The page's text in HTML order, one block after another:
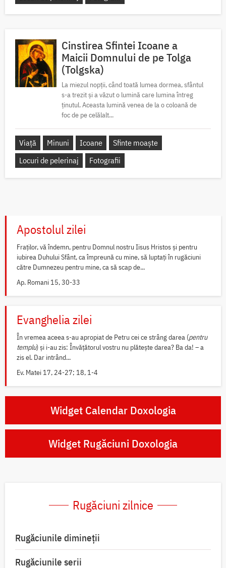
Cinstirea Sfintei Icoane a
Maicii Domnului de pe Tolga
(Tolgska)
La miezul nopții, când toată lumea dormea, sfântul
s-a trezit și a văzut o lumină care lumina întreg
ținutul. Aceasta lumină venea de la o coloană de
foc de pe celălalt...
Viață Minuni Icoane
Sfinte moaște
Locuri de pelerinaj
Fotografii
Apostolul zilei
Fraților, vă îndemn, pentru Domnul nostru Iisus Hristos și pentru
iubirea Duhului Sfânt, ca împreună cu mine, să luptați în rugăciuni
către Dumnezeu pentru mine, ca să scap de...
Ap. Romani 15, 30-33
Evanghelia zilei
În vremea aceea s-au apropiat de Petru cei ce strâng darea (pentru
templu) și i-au zis: Învățătorul vostru nu plătește darea? Ba da! – a
zis el. Dar intrând...
Ev. Matei 17, 24-27; 18, 1-4
Widget Calendar Doxologia
Widget Rugăciuni Doxologia
Rugăciuni zilnice
Rugăciunile dimineții
Rugăciunile serii